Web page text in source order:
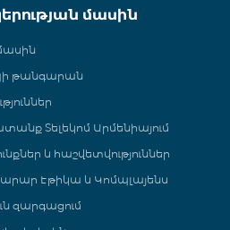
մասին
թանգարան
Տելեկոմ Արմենիայում
և հաշվետվություններ
Էթիկա և Կոմպլայենս
զարգացում